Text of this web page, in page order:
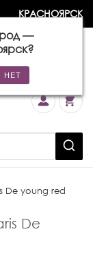
КРАСНОЯРСК
—
?
De young red
De